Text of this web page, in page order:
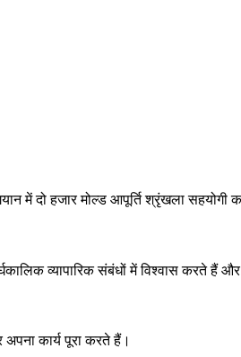
में दो हजार मोल्ड आपूर्ति श्रृंखला सहयोगी
व्यापारिक संबंधों में विश्वास करते हैं
अपना कार्य पूरा करते हैं।